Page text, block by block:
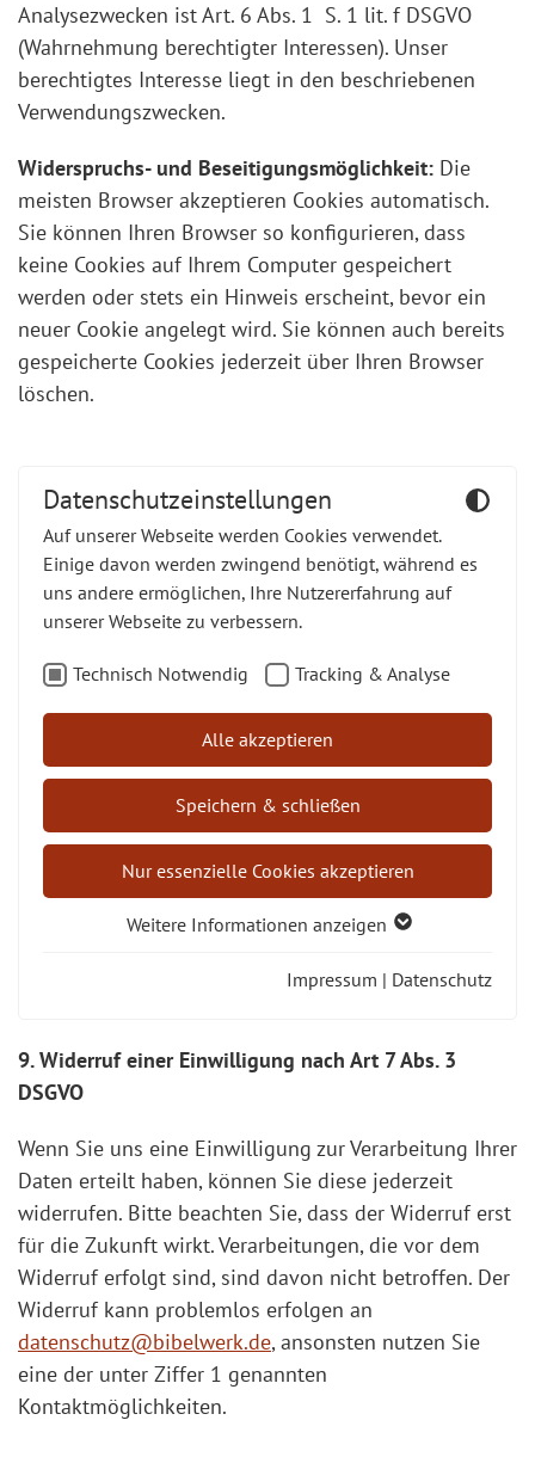
Analysezwecken ist Art. 6 Abs. 1 S. 1 lit. f DSGVO
(Wahrnehmung berechtigter Interessen). Unser
berechtigtes Interesse liegt in den beschriebenen
Verwendungszwecken.
Widerspruchs- und Beseitigungsmöglichkeit: Die
meisten Browser akzeptieren Cookies automatisch.
Sie können Ihren Browser so konfigurieren, dass
keine Cookies auf Ihrem Computer gespeichert
werden oder stets ein Hinweis erscheint, bevor ein
neuer Cookie angelegt wird. Sie können auch bereits
gespeicherte Cookies jederzeit über Ihren Browser
löschen.
Datenschutzeinstellungen
Auf unserer Webseite werden Cookies verwendet.
Einige davon werden zwingend benötigt, während es
uns andere ermöglichen, Ihre Nutzererfahrung auf
unserer Webseite zu verbessern.
Technisch Notwendig Tracking & Analyse
Alle akzeptieren
Speichern & schließen
Nur essenzielle Cookies akzeptieren
Weitere Informationen anzeigen
Impressum | Datenschutz
9. Widerruf einer Einwilligung nach Art 7 Abs. 3
DSGVO
Wenn Sie uns eine Einwilligung zur Verarbeitung Ihrer
Daten erteilt haben, können Sie diese jederzeit
widerrufen. Bitte beachten Sie, dass der Widerruf erst
für die Zukunft wirkt. Verarbeitungen, die vor dem
Widerruf erfolgt sind, sind davon nicht betroffen. Der
Widerruf kann problemlos erfolgen an
datenschutz@bibelwerk.de, ansonsten nutzen Sie
eine der unter Ziffer 1 genannten
Kontaktmöglichkeiten.